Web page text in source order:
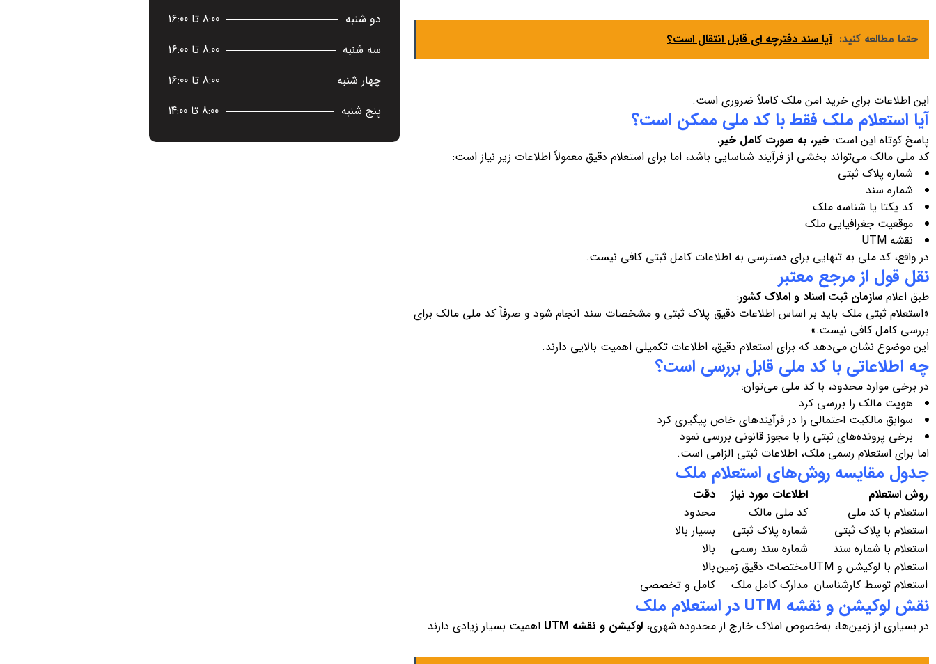
حتما مطالعه کنید: آیا سند دفترچه ای قابل انتقال است؟
این اطلاعات برای خرید امن ملک کاملاً ضروری است.
آیا استعلام ملک فقط با کد ملی ممکن است؟
پاسخ کوتاه این است: خیر، به صورت کامل خیر.
کد ملی مالک می‌تواند بخشی از فرآیند شناسایی باشد، اما برای استعلام دقیق معمولاً اطلاعات زیر نیاز است:
شماره پلاک ثبتی
شماره سند
کد یکتا یا شناسه ملک
موقعیت جغرافیایی ملک
نقشه UTM
در واقع، کد ملی به تنهایی برای دسترسی به اطلاعات کامل ثبتی کافی نیست.
نقل قول از مرجع معتبر
طبق اعلام سازمان ثبت اسناد و املاک کشور:
«استعلام ثبتی ملک باید بر اساس اطلاعات دقیق پلاک ثبتی و مشخصات سند انجام شود و صرفاً کد ملی مالک برای
بررسی کامل کافی نیست.»
این موضوع نشان می‌دهد که برای استعلام دقیق، اطلاعات تکمیلی اهمیت بالایی دارند.
چه اطلاعاتی با کد ملی قابل بررسی است؟
در برخی موارد محدود، با کد ملی می‌توان:
هویت مالک را بررسی کرد
سوابق مالکیت احتمالی را در فرآیندهای خاص پیگیری کرد
برخی پرونده‌های ثبتی را با مجوز قانونی بررسی نمود
اما برای استعلام رسمی ملک، اطلاعات ثبتی الزامی است.
جدول مقایسه روش‌های استعلام ملک
روش استعلام اطلاعات مورد نیاز
دقت
استعلام با کد ملی
کد ملی مالک
محدود
استعلام با پلاک ثبتی
شماره پلاک ثبتی
بسیار بالا
استعلام با شماره سند
شماره سند رسمی
بالا
استعلام با لوکیشن و UTM
مختصات دقیق زمینبالا
استعلام توسط کارشناسان مدارک کامل ملک کامل و تخصصی
نقش لوکیشن و نقشه در استعلام ملک
در بسیاری از زمین‌ها، به‌خصوص املاک خارج از محدوده شهری، لوکیشن و نقشه اهمیت بسیار زیادی دارند.
دو شنبه
8:00 تا 16:00
سه شنبه
8:00 تا 16:00
چهار شنبه
8:00 تا 16:00
پنج شنبه
8:00 تا 14:00